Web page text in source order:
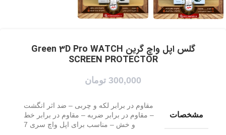
گلس اپل واچ گرین Green 3D Pro WATCH
SCREEN PROTECTOR
300,000 تومان
مشخصات
مقاوم در برابر لکه و چربی – ضد اثر انگشت
– مقاوم در برابر ضربه – مقاوم در برابر خط
و خش – مناسب برای اپل واچ سری 7